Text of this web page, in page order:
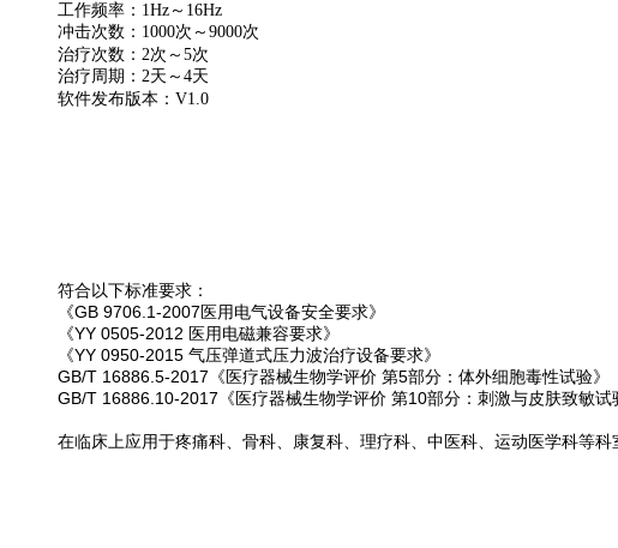
工作频率：1Hz～16Hz
冲击次数：1000次～9000次
治疗次数：2次～5次
治疗周期：2天～4天
软件发布版本：V1.0
符合以下标准要求：
《GB 9706.1-2007医用电气设备安全要求》
《YY 0505-2012 医用电磁兼容要求》
《YY 0950-2015 气压弹道式压力波治疗设备要求》
GB/T 16886.5-2017《医疗器械生物学评价 第5部分：体外细胞毒性试验》
GB/T 16886.10-2017《医疗器械生物学评价 第10部分：刺激与皮肤致敏试
在临床上应用于疼痛科、骨科、康复科、理疗科、中医科、运动医学科等